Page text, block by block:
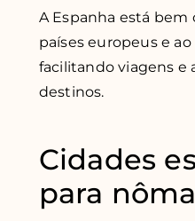
A Espanha está
países europeus e
facilitando viagens e
destinos.
Cidades
para